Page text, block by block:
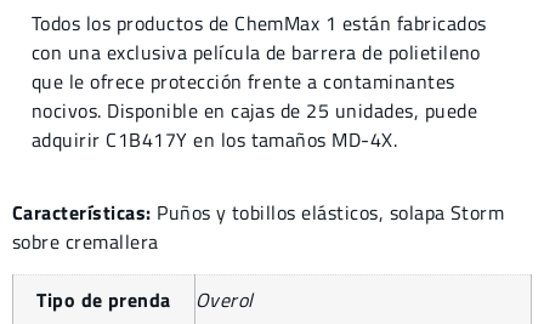
Todos los productos de ChemMax 1 están fabricados
con una exclusiva película de barrera de polietileno
que le ofrece protección frente a contaminantes
nocivos. Disponible en cajas de 25 unidades, puede
adquirir C1B417Y en los tamaños MD-4X.
Características: Puños y tobillos elásticos, solapa Storm
sobre cremallera
Tipo de prenda
Overol